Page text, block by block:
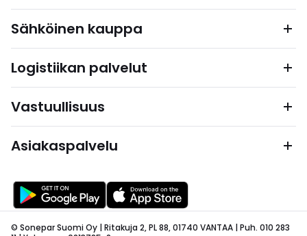
Sähköinen kauppa
Logistiikan palvelut
Vastuullisuus
Asiakaspalvelu
© Sonepar Suomi Oy | Ritakuja 2, PL 88, 01740 VANTAA | Puh. 010 283